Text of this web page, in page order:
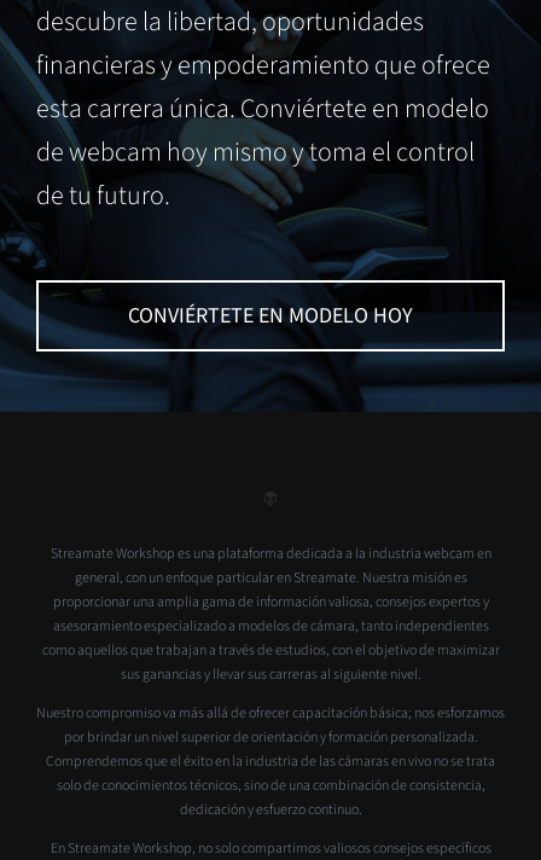
descubre la libertad, oportunidades
financieras y empoderamiento que ofrece
esta carrera única. Conviértete en modelo
de webcam hoy mismo y toma el control
de tu futuro.
CONVIÉRTETE EN MODELO HOY
Streamate Workshop es una plataforma dedicada a la industria webcam en
general, con un enfoque particular en Streamate. Nuestra misión es
proporcionar una amplia gama de información valiosa, consejos expertos y
asesoramiento especializado a modelos de cámara, tanto independientes
como aquellos que trabajan a través de estudios, con el objetivo de maximizar
sus ganancias y llevar sus carreras al siguiente nivel.
Nuestro compromiso va más allá de ofrecer capacitación básica; nos esforzamos
por brindar un nivel superior de orientación y formación personalizada.
Comprendemos que el éxito en la industria de las cámaras en vivo no se trata
solo de conocimientos técnicos, sino de una combinación de consistencia,
dedicación y esfuerzo continuo.
En Streamate Workshop, no solo compartimos valiosos consejos específicos